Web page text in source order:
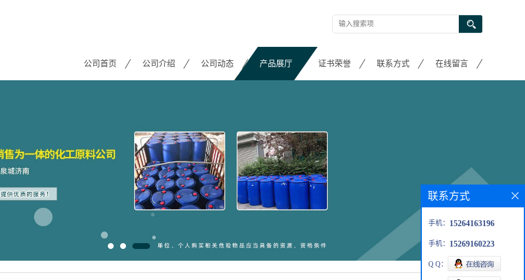
公司首页 公司介绍 公司动态 产品展厅 证书荣誉 联系方式 在线留言
联系方式
手机： 15264163196
手机： 15269160223
Q Q：